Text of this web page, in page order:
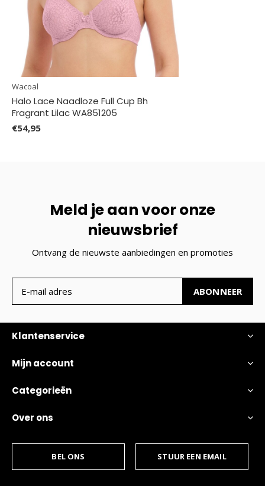
Wacoal
Halo Lace Naadloze Full Cup Bh
Fragrant Lilac WA851205
€54,95
Meld je aan voor onze
nieuwsbrief
Ontvang de nieuwste aanbiedingen en promoties
ABONNEER
Klantenservice
Mijn account
Categorieën
Over ons
BEL ONS STUUR EEN EMAIL